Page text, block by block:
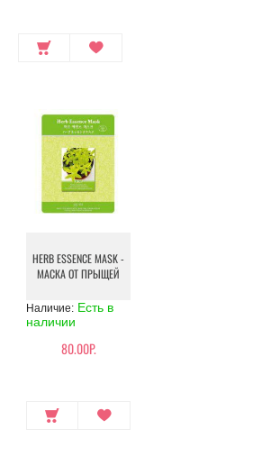
HERB ESSENCE MASK -
МАСКА ОТ ПРЫЩЕЙ
Наличие: Есть в
наличии
80.00Р.